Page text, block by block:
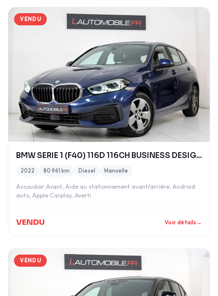
VENDU
BMW SERIE 1 (F40) 116D 116CH BUSINESS DESIGN 2022
2022 80 961 km Diesel Manuelle
Accoudoir Avant, Aide au stationnement avant/arrière, Android
auto, Apple Carplay, Averti
VENDU Voir détails→
VENDU